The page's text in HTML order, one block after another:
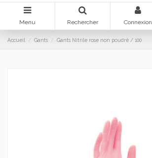
Menu Rechercher Connexion
Accueil Gants Gants Nitrile rose non poudré / 100